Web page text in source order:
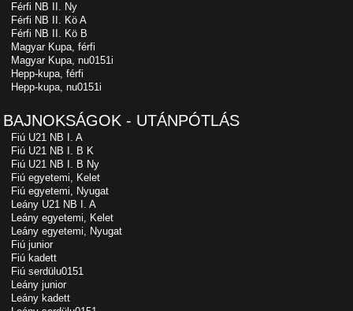
Férfi NB II. Ny
Férfi NB II. Kö A
Férfi NB II. Kö B
Magyar Kupa, férfi
Magyar Kupa, nu0151i
Hepp-kupa, férfi
Hepp-kupa, nu0151i
BAJNOKSÁGOK - UTÁNPÓTLÁS
Fiú U21 NB I. A
Fiú U21 NB I. B K
Fiú U21 NB I. B Ny
Fiú egyetemi, Kelet
Fiú egyetemi, Nyugat
Leány U21 NB I. A
Leány egyetemi, Kelet
Leány egyetemi, Nyugat
Fiú junior
Fiú kadett
Fiú serdülu0151
Leány junior
Leány kadett